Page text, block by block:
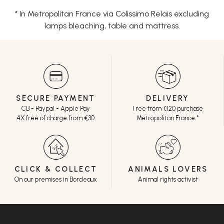
* In Metropolitan France via Colissimo Relais excluding
lamps bleaching, table and mattress.
SECURE PAYMENT
CB - Paypal - Apple Pay
4X free of charge from €30
DELIVERY
Free from €120 purchase
Metropolitan France *
CLICK & COLLECT
On our premises in Bordeaux
ANIMALS LOVERS
Animal rights activist